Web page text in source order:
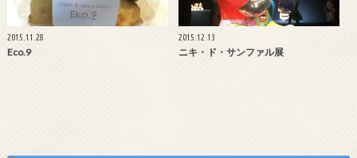
2015.11.28
Eco.9
2015.12.13
ニキ・ド・サンファル展